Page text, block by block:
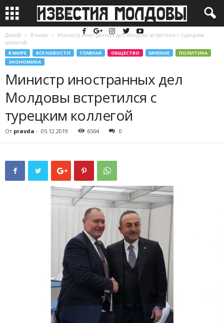
Домой В мире
Министр иностранных дел Молдовы встретился с турецким
коллегой
В МИРЕ ВСЕ НОВОСТИ ГЛАВНАЯ ОБЩЕСТВО МНЕНИЕ
ПОЛИТИКА
ЭКОНОМИКА
Министр иностранных дел
Молдовы встретился с
турецким коллегой
От pravda - 05.12.2019 6564 0